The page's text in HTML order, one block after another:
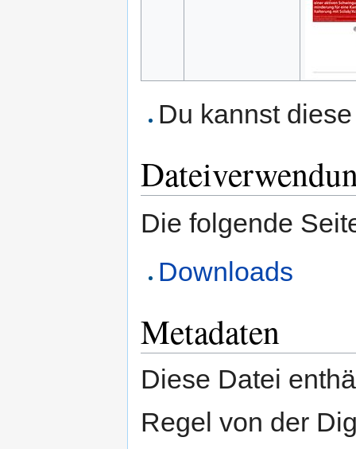
Du kannst
Die folgende
Downloads
Metadaten
Diese Datei
Regel von der